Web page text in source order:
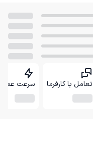
تعامل با کارفرما سرعت عمل